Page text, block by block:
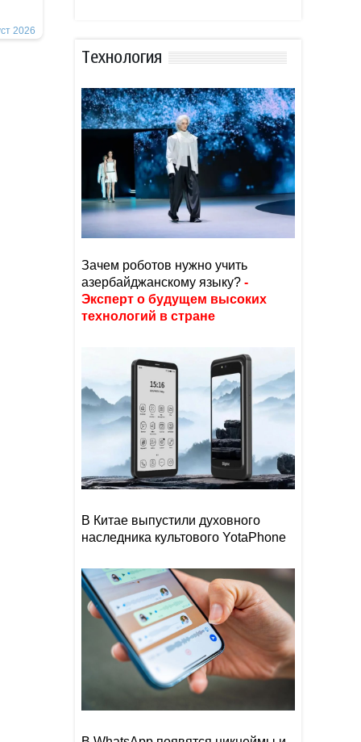
2026
Тexнoлoгия
Зачем роботов нужно учить
азербайджанскому языку? -
Эксперт о будущем высоких
технологий в стране
В Китае выпустили духовного
наследника культового YotaPhone